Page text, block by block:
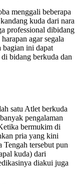
menggali beberapa
kuda dari nara
professional dibidang
agar segala
bagian ini dapat
bidang berkuda dan
satu Atlet berkuda
pengalaman
bermukim di
pria yang kini
Tengah tersebut pun
kuda) dari
diakui juga